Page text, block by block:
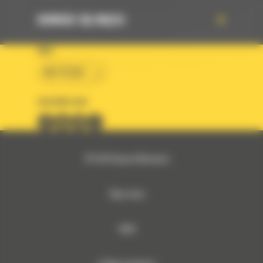
DOWIEDZ SIĘ WIĘCEJ
KRAJ